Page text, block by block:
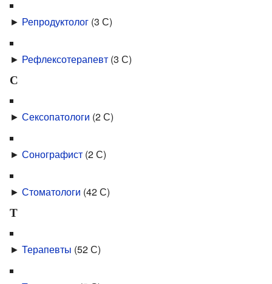
► Репродуктолог (3 С)
► Рефлексотерапевт (3 С)
С
► Сексопатологи (2 С)
► Сонографист (2 С)
► Стоматологи (42 С)
Т
► Терапевты (52 С)